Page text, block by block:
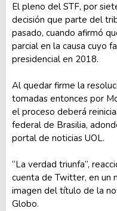
El pleno del STF, por
decisión que parte del
pasado, cuando afirmó
parcial en la causa cuyo
presidencial en 2018.
Al quedar firme la
tomadas entonces por
el proceso deberá
federal de Brasilia,
portal de noticias UOL.
“La verdad triunfa”,
cuenta de Twitter, en un
imagen del título de la
Globo.